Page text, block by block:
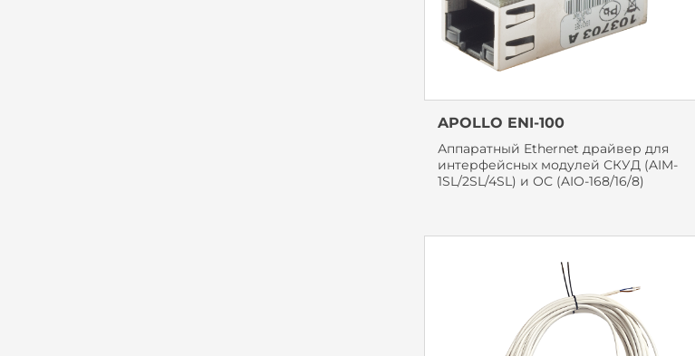
APOLLO ENI-100
Аппаратный Ethernet драйвер для
интерфейсных модулей СКУД (AIM-
1SL/2SL/4SL) и ОС (AIO-168/16/8)